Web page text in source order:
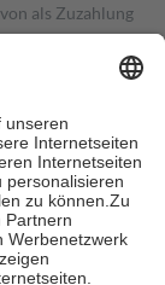
als Zuzahlung
von zehn
die tatsächlichen
Apotheken.
die
je
Gesundheit zu